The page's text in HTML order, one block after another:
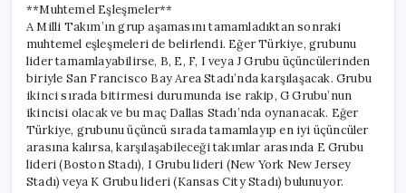
**Muhtemel Eşleşmeler**
A Milli Takım’ın grup aşamasını tamamladıktan sonraki
muhtemel eşleşmeleri de belirlendi. Eğer Türkiye, grubunu
lider tamamlayabilirse, B, E, F, I veya J Grubu üçüncülerinden
biriyle San Francisco Bay Area Stadı’nda karşılaşacak. Grubu
ikinci sırada bitirmesi durumunda ise rakip, G Grubu’nun
ikincisi olacak ve bu maç Dallas Stadı’nda oynanacak. Eğer
Türkiye, grubunu üçüncü sırada tamamlayıp en iyi üçüncüler
arasına kalırsa, karşılaşabileceği takımlar arasında E Grubu
lideri (Boston Stadı), I Grubu lideri (New York New Jersey
Stadı) veya K Grubu lideri (Kansas City Stadı) bulunuyor.